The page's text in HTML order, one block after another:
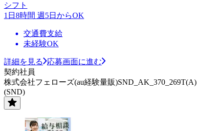
シフト
1日8時間 週5日からOK
交通費支給
未経験OK
詳細を見る
応募画面に進む
契約社員
株式会社フェローズ(au経験量販)SND_AK_370_269T(A)
(SND)